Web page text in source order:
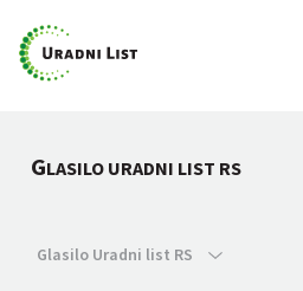
GLASILO URADNI LIST RS
Glasilo Uradni list RS